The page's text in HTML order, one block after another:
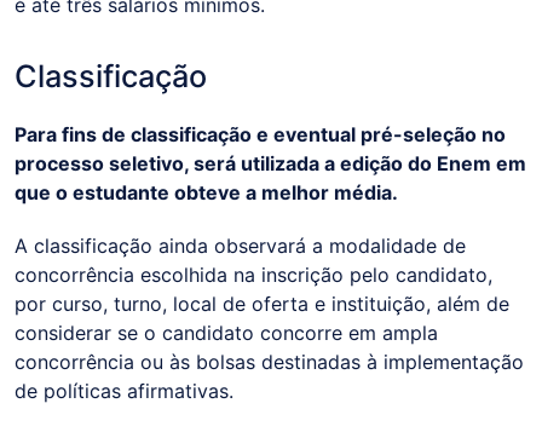
é até três salários mínimos.
Classificação
Para fins de classificação e eventual pré-seleção no
processo seletivo, será utilizada a edição do Enem em
que o estudante obteve a melhor média.
A classificação ainda observará a modalidade de
concorrência escolhida na inscrição pelo candidato,
por curso, turno, local de oferta e instituição, além de
considerar se o candidato concorre em ampla
concorrência ou às bolsas destinadas à implementação
de políticas afirmativas.